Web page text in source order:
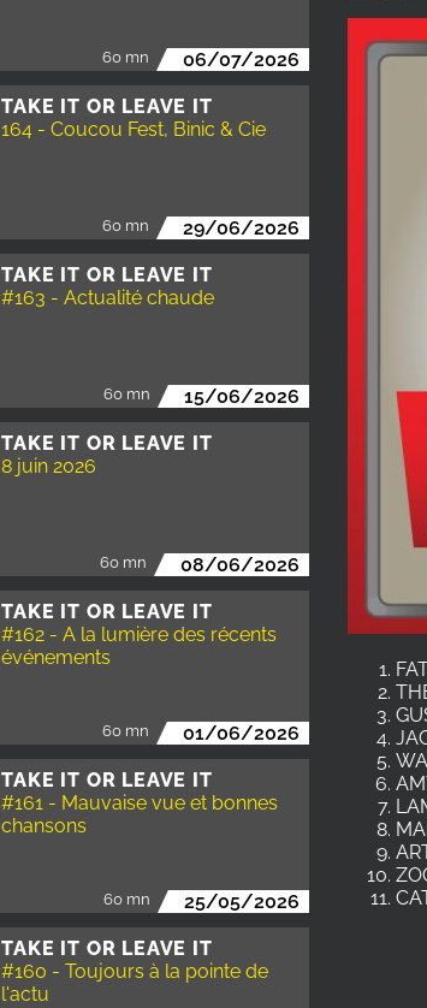
60 mn 06/07/2026
TAKE IT OR LEAVE IT
164 - Coucou Fest, Binic & Cie
60 mn 29/06/2026
TAKE IT OR LEAVE IT
#163 - Actualité chaude
60 mn 15/06/2026
TAKE IT OR LEAVE IT
8 juin 2026
60 mn 08/06/2026
TAKE IT OR LEAVE IT
#162 - A la lumière des récents
événements
60 mn 01/06/2026
TAKE IT OR LEAVE IT
#161 - Mauvaise vue et bonnes
chansons
60 mn 25/05/2026
TAKE IT OR LEAVE IT
#160 - Toujours à la pointe de
l'actu